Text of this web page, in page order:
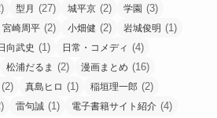
型月 (27) 城平京 (2) 学園 (3)
宮崎周平 (2) 小畑健 (2) 岩城俊明 (1)
向武史 (1) 日常・コメディ (4)
松浦だるま (2) 漫画まとめ (16)
(2) 真島ヒロ (1) 稲垣理一郎 (2)
雷句誠 (1) 電子書籍サイト紹介 (4)